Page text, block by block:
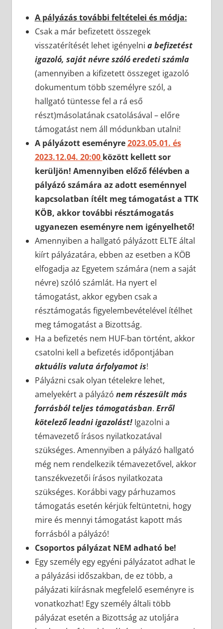
A pályázás további feltételei és módja:
Csak a már befizetett összegek
visszatérítését lehet igényelni a befizetést
igazoló, saját névre szóló eredeti számla
(amennyiben a kifizetett összeget igazoló
dokumentum több személyre szól, a
hallgató tüntesse fel a rá eső
részt)másolatának csatolásával – előre
támogatást nem áll módunkban utalni!
A pályázott eseményre2023.05.01. és
2023.12.04. 20:00 között kellett sor
kerüljön! Amennyiben előző félévben a
pályázó számára az adott eseménnyel
kapcsolatban ítélt meg támogatást a TTK
KÖB, akkor további résztámogatás
ugyanezen eseményre nem igényelhető!
Amennyiben a hallgató pályázott ELTE által
kiírt pályázatára, ebben az esetben a KÖB
elfogadja az Egyetem számára (nem a saját
névre) szóló számlát. Ha nyert el
támogatást, akkor egyben csak a
résztámogatás figyelembevételével ítélhet
meg támogatást a Bizottság.
Ha a befizetés nem HUF-ban történt, akkor
csatolni kell a befizetés időpontjában
aktuális valuta árfolyamot is!
Pályázni csak olyan tételekre lehet,
amelyekért a pályázó nem részesült más
forrásból teljes támogatásban. Erről
kötelező leadni igazolást!Igazolni a
témavezető írásos nyilatkozatával
szükséges. Amennyiben a pályázó hallgató
még nem rendelkezik témavezetővel, akkor
tanszékvezetői írásos nyilatkozata
szükséges. Korábbi vagy párhuzamos
támogatás esetén kérjük feltüntetni, hogy
mire és mennyi támogatást kapott más
forrásból a pályázó!
Csoportos pályázatNEM adható be!
Egy személy egy egyéni pályázatot adhat le
a pályázási időszakban, de ez több, a
pályázati kiírásnak megfelelő eseményre is
vonatkozhat! Egy személy általi több
pályázat esetén a Bizottság az utoljára